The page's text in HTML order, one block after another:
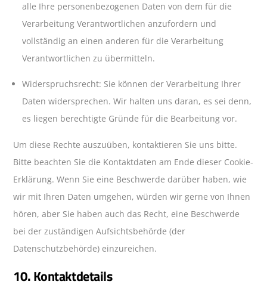
alle Ihre personenbezogenen Daten von dem für die
Verarbeitung Verantwortlichen anzufordern und
vollständig an einen anderen für die Verarbeitung
Verantwortlichen zu übermitteln.
Widerspruchsrecht: Sie können der Verarbeitung Ihrer
Daten widersprechen. Wir halten uns daran, es sei denn,
es liegen berechtigte Gründe für die Bearbeitung vor.
Um diese Rechte auszuüben, kontaktieren Sie uns bitte.
Bitte beachten Sie die Kontaktdaten am Ende dieser Cookie-
Erklärung. Wenn Sie eine Beschwerde darüber haben, wie
wir mit Ihren Daten umgehen, würden wir gerne von Ihnen
hören, aber Sie haben auch das Recht, eine Beschwerde
bei der zuständigen Aufsichtsbehörde (der
Datenschutzbehörde) einzureichen.
10. Kontaktdetails